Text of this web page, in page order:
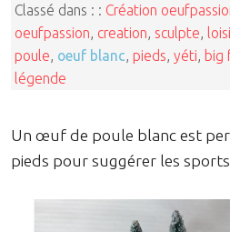
Classé dans : : Création
oeufpassion creation sculpte
poule oeuf blanc pieds yéti big
légende
Un œuf de poule blanc est
pieds pour suggérer les sports